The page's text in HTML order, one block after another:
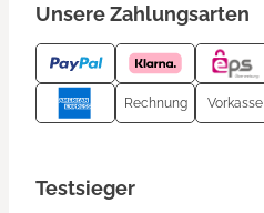
Unsere Zahlungsarten
Rechnung Vorkasse
Testsieger